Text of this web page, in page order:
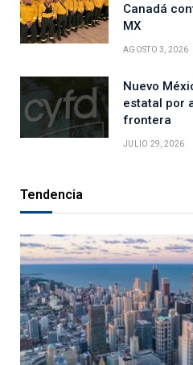
Canadá
MX
AGOSTO 3, 2026
Nuevo
estatal por
frontera
JULIO 29, 2026
Tendencia